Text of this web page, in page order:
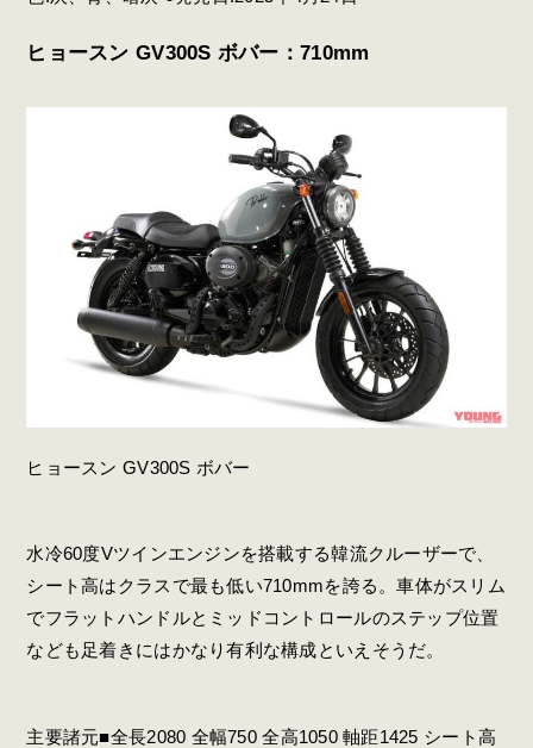
ヒョースン GV300S ボバー：710mm
ヒョースン GV300S ボバー
水冷60度Vツインエンジンを搭載する韓流クルーザーで、
シート高はクラスで最も低い710mmを誇る。車体がスリム
でフラットハンドルとミッドコントロールのステップ位置
なども足着きにはかなり有利な構成といえそうだ。
主要諸元■全長2080 全幅750 全高1050 軸距1425 シート高